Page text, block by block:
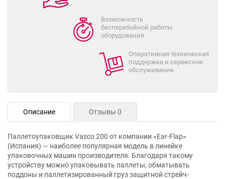
Возможность
бесперебойной работы
оборудования
Оперативная техническая
поддержка и сервисное
обслуживание
Описание Отзывы 0
Паллетоупаковщик Vasco 200 от компании «Ear-Flap»
(Испания) — наиболее популярная модель в линейке
упаковочных машин производителя. Благодаря такому
устройству можно упаковывать паллеты, обматывать
поддоны и паллетизированный груз защитной стрейч-